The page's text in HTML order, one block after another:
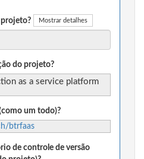
projeto? Mostrar detalhes
do projeto?
as a service platform
um todo)?
btrfaas
de controle de versão